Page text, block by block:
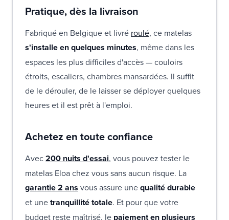
Pratique, dès la livraison
Fabriqué en Belgique et livré roulé, ce matelas
s'installe en quelques minutes, même dans les
espaces les plus difficiles d'accès — couloirs
étroits, escaliers, chambres mansardées. Il suffit
de le dérouler, de le laisser se déployer quelques
heures et il est prêt à l'emploi.
Achetez en toute confiance
Avec200 nuits d'essai, vous pouvez tester le
matelas Eloa chez vous sans aucun risque. La
garantie 2 ans vous assure unequalité durable
et unetranquillité totale. Et pour que votre
budget reste maîtrisé, le paiement en plusieurs